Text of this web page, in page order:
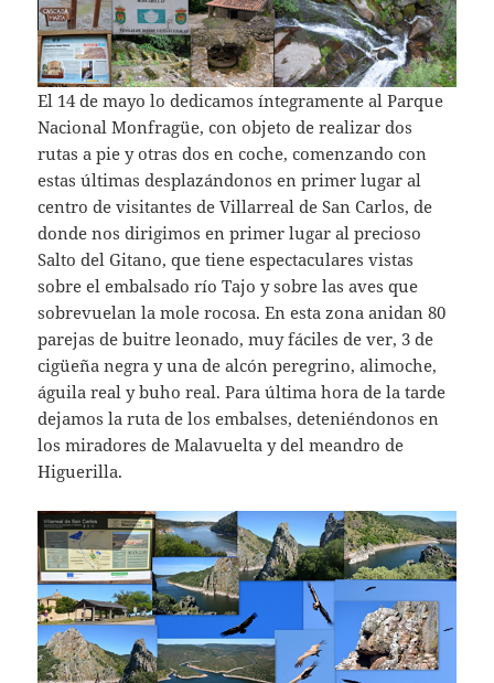
El 14 de mayo lo dedicamos íntegramente al Parque
Nacional Monfragüe, con objeto de realizar dos
rutas a pie y otras dos en coche, comenzando con
estas últimas desplazándonos en primer lugar al
centro de visitantes de Villarreal de San Carlos, de
donde nos dirigimos en primer lugar al precioso
Salto del Gitano, que tiene espectaculares vistas
sobre el embalsado río Tajo y sobre las aves que
sobrevuelan la mole rocosa. En esta zona anidan 80
parejas de buitre leonado, muy fáciles de ver, 3 de
cigüeña negra y una de alcón peregrino, alimoche,
águila real y buho real. Para última hora de la tarde
dejamos la ruta de los embalses, deteniéndonos en
los miradores de Malavuelta y del meandro de
Higuerilla.